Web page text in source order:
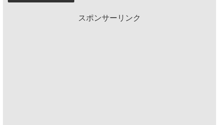
スポンサーリンク